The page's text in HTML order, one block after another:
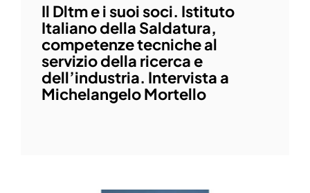
Il Dltm e i suoi soci. Istituto
Italiano della Saldatura,
competenze tecniche al
servizio della ricerca e
dell’industria. Intervista a
Michelangelo Mortello